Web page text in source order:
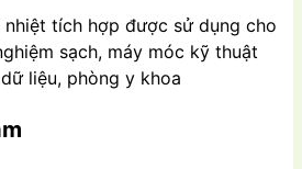
tích hợp được sử dụng cho
sạch, máy móc kỹ thuật
liệu, phòng y khoa